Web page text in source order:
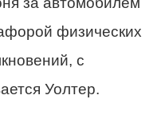
физических
с
Уолтер.